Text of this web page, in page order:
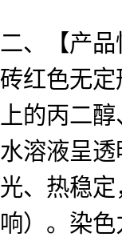
二、【产品
砖红色无
上的丙二
水溶液呈
光、热稳
响）。染色